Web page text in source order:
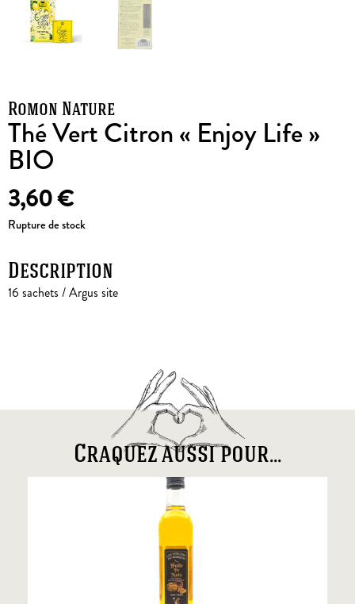
Romon Nature
Thé Vert Citron « Enjoy Life »
BIO
3,60€
Rupture de stock
Description
16 sachets / Argus site
Craquez aussi pour...